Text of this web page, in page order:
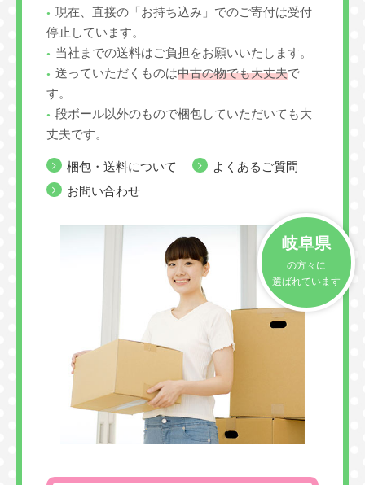
現在、直接の「お持ち込み」でのご寄付は受付
停止しています。
当社までの送料はご負担をお願いいたします。
送っていただくものは中古の物でも大丈夫で
す。
段ボール以外のもので梱包していただいても大
丈夫です。
梱包・送料について
よくあるご質問
お問い合わせ
岐阜県
の方々に
選ばれています